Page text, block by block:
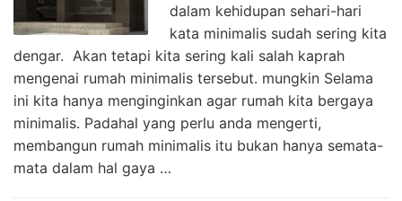
dalam kehidupan sehari-hari
kata minimalis sudah sering kita
dengar. Akan tetapi kita sering kali salah kaprah
mengenai rumah minimalis tersebut. mungkin Selama
ini kita hanya menginginkan agar rumah kita bergaya
minimalis. Padahal yang perlu anda mengerti,
membangun rumah minimalis itu bukan hanya semata-
mata dalam hal gaya …